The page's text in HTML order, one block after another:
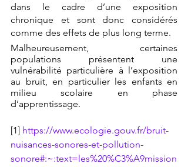
dans le cadre d’une exposition
chronique et sont donc considérés
comme des effets de plus long terme.
Malheureusement, certaines
populations présentent une
vulnérabilité particulière à l’exposition
au bruit, en particulier les enfants en
milieu scolaire en phase
d’apprentissage.
[1] https://www.ecologie.gouv.fr/bruit-
nuisances-sonores-et-pollution-
sonore#:~:text=les%20%C3%A9mission